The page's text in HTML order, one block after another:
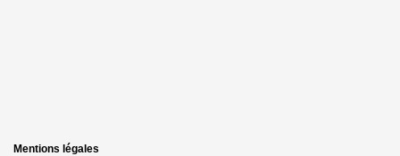
Mentions légales